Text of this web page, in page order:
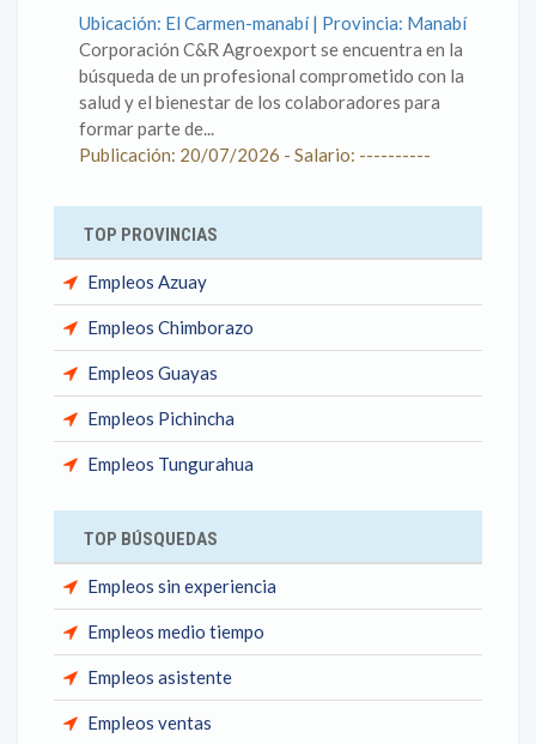
Ubicación: El Carmen-manabí | Provincia: Manabí
Corporación C&R Agroexport se encuentra en la
búsqueda de un profesional comprometido con la
salud y el bienestar de los colaboradores para
formar parte de...
Publicación: 20/07/2026 - Salario: ----------
TOP PROVINCIAS
Empleos Azuay
Empleos Chimborazo
Empleos Guayas
Empleos Pichincha
Empleos Tungurahua
TOP BÚSQUEDAS
Empleos sin experiencia
Empleos medio tiempo
Empleos asistente
Empleos ventas